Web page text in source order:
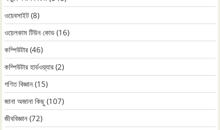
ওয়েবসাইট (8)
ওয়েলকাম টিউন কোড (16)
কম্পিউটার (46)
কম্পিউটার হার্ডওয়্যার (2)
গণিত বিজ্ঞান (15)
জানা অজানা কিছু (107)
জীববিজ্ঞান (72)